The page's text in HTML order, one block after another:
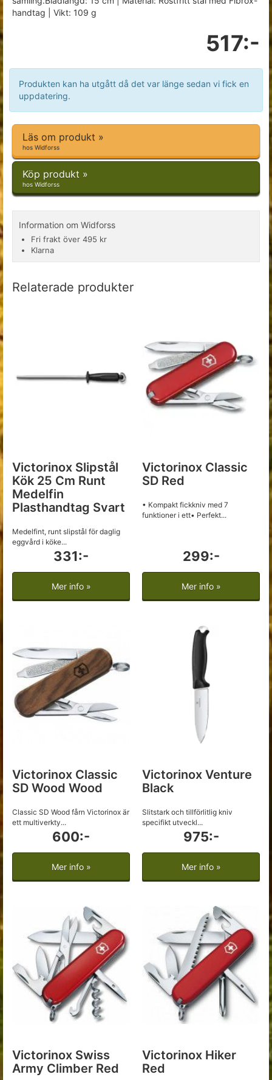
handtag | Vikt: 109 g
517:-
Produkten kan ha utgått då det var länge sedan vi fick en
uppdatering.
Läs om produkt »
hos Widforss
Köp produkt »
hos Widforss
Information om Widforss
Fri frakt över 495 kr
Klarna
Relaterade produkter
Victorinox Slipstål
Kök 25 Cm Runt
Medelfin
Plasthandtag Svart
Medelfint, runt slipstål för daglig
eggvård i köke...
331:-
Mer info »
Victorinox Classic
SD Red
• Kompakt fickkniv med 7
funktioner i ett• Perfekt...
299:-
Mer info »
Victorinox Classic
SD Wood Wood
Classic SD Wood fårn Victorinox är
ett multiverkty...
600:-
Mer info »
Victorinox Venture
Black
Slitstark och tillförlitlig kniv
specifikt utveckl...
975:-
Mer info »
Victorinox Swiss
Army Climber Red
Victorinox Hiker
Red